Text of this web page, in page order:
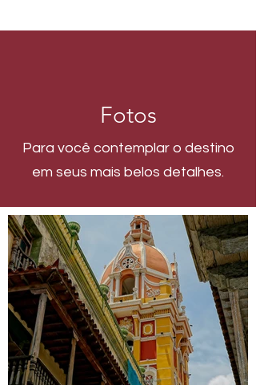
Fotos
Para você contemplar o destino
em seus mais belos detalhes.